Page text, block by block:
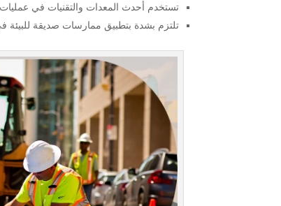
تستخدم أحدث المعدات والتقنيات في
تلتزم بشدة بتطبيق ممارسات صديقة للبيئة